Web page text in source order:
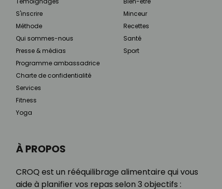
À PROPOS
CROQ est un rééquilibrage alimentaire qui vous
aide à planifier vos repas selon 3 objectifs :
S'inscrire
Méthode
Qui sommes-nous
Presse & médias
Programme ambassadrice
Charte de confidentialité
Services
Fitness
Yoga
Minceur
Recettes
Santé
Sport